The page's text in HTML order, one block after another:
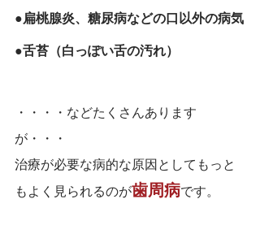
●扁桃腺炎、糖尿病などの口以外の病気
●舌苔（白っぽい舌の汚れ）
・・・・などたくさんあります
が・・・
治療が必要な病的な原因としてもっと
もよく見られるのが歯周病です。